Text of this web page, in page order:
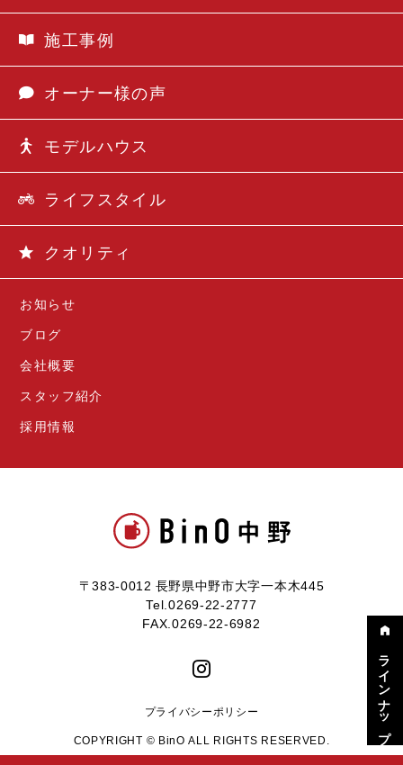
〒383-0012 長野県中野市大字一本木445
Tel.0269-22-2777
FAX.0269-22-6982
お知らせ
ブログ
会社概要
スタッフ紹介
採用情報
施工事例
オーナー様の声
モデルハウス
ライフスタイル
クオリティ
プライバシーポリシー
COPYRIGHT © BinO ALL RIGHTS RESERVED.
ラインナップ